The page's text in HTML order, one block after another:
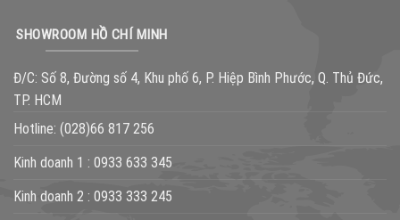
SHOWROOM HỒ CHÍ MINH
Đ/C: Số 8, Đường số 4, Khu phố 6, P. Hiệp Bình Phước, Q. Thủ Đức,
TP. HCM
Hotline: (028)66 817 256
Kinh doanh 1 : 0933 633 345
Kinh doanh 2 : 0933 333 245